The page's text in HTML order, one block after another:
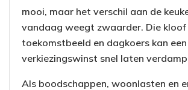
mooi, maar het verschil aan de
vandaag weegt zwaarder. Die kloof
toekomstbeeld en dagkoers kan een
verkiezingswinst snel laten
Als boodschappen, woonlasten en